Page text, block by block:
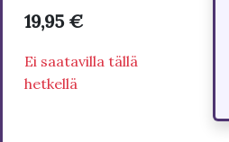
19,95 €
Ei saatavilla tällä
hetkellä